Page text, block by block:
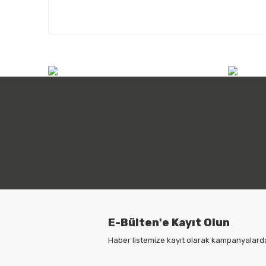
E-Bülten'e Kayıt Olun
Haber listemize kayıt olarak